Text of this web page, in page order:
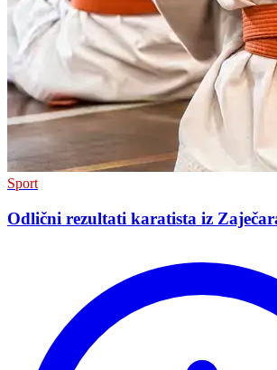
Sport
Odlični rezultati karatista iz